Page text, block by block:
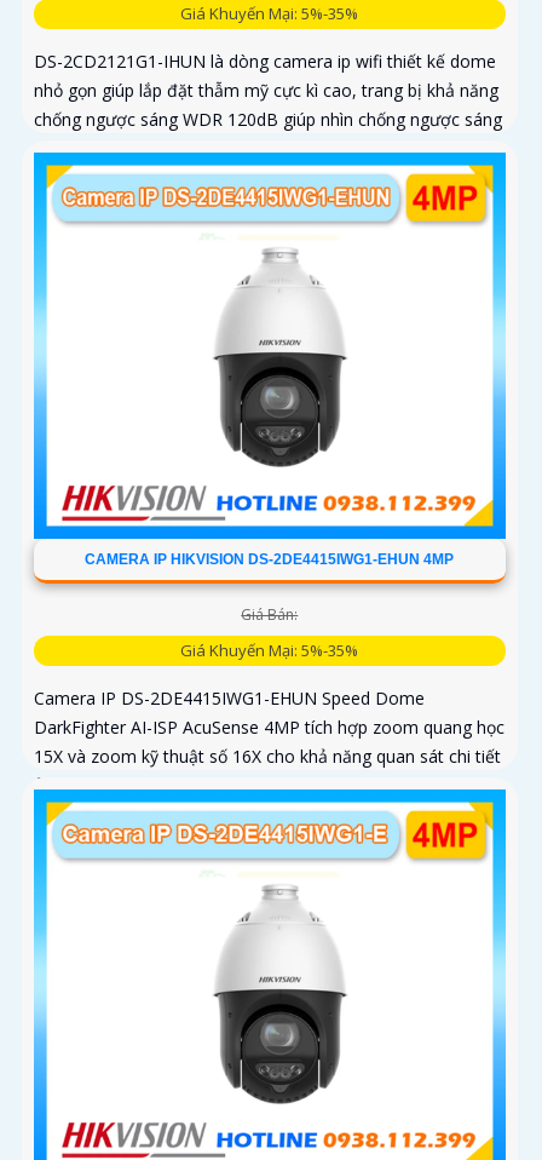
Giá Khuyến Mại: 5%-35%
DS-2CD2121G1-IHUN là dòng camera ip wifi thiết kế dome
nhỏ gọn giúp lắp đặt thẫm mỹ cực kì cao, trang bị khả năng
chống ngược sáng WDR 120dB giúp nhìn chống ngược sáng
tốt, trang bị tính năng thông minh hàng rào ảo, xâm nhập
vùng cấm, nhìn ban đêm bằng hồng ngoại 30m
CAMERA IP HIKVISION DS-2DE4415IWG1-EHUN 4MP
Giá Bán:
Giá Khuyến Mại: 5%-35%
Camera IP DS-2DE4415IWG1-EHUN Speed Dome
DarkFighter AI-ISP AcuSense 4MP tích hợp zoom quang học
15X và zoom kỹ thuật số 16X cho khả năng quan sát chi tiết
ở khoảng cách xa, AI AcuSense nhận diện người và phương
tiện hỗ trợ chụp đồng thời tối đa 5 khuôn mặt